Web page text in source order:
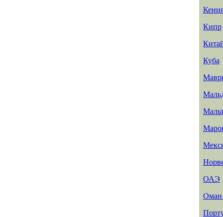
Кипр
Куба
ОАЭ